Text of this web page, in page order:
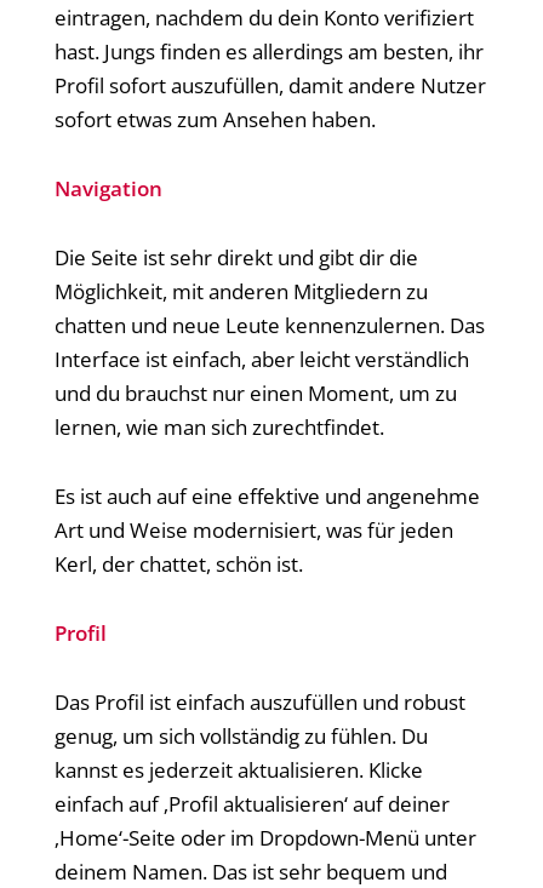
eintragen, nachdem du dein Konto verifiziert
hast. Jungs finden es allerdings am besten, ihr
Profil sofort auszufüllen, damit andere Nutzer
sofort etwas zum Ansehen haben.
Navigation
Die Seite ist sehr direkt und gibt dir die
Möglichkeit, mit anderen Mitgliedern zu
chatten und neue Leute kennenzulernen. Das
Interface ist einfach, aber leicht verständlich
und du brauchst nur einen Moment, um zu
lernen, wie man sich zurechtfindet.
Es ist auch auf eine effektive und angenehme
Art und Weise modernisiert, was für jeden
Kerl, der chattet, schön ist.
Profil
Das Profil ist einfach auszufüllen und robust
genug, um sich vollständig zu fühlen. Du
kannst es jederzeit aktualisieren. Klicke
einfach auf ‚Profil aktualisieren‘ auf deiner
‚Home‘-Seite oder im Dropdown-Menü unter
deinem Namen. Das ist sehr bequem und